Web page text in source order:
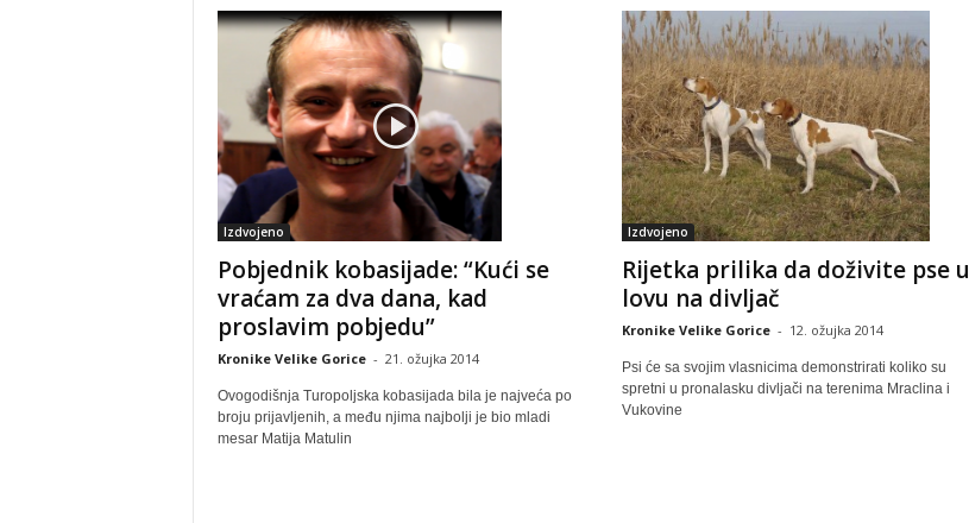
Izdvojeno
Pobjednik kobasijade: “Kući se
vraćam za dva dana, kad
proslavim pobjedu”
Kronike Velike Gorice - 21. ožujka 2014
Ovogodišnja Turopoljska kobasijada bila je najveća po
broju prijavljenih, a među njima najbolji je bio mladi
mesar Matija Matulin
Izdvojeno
Rijetka prilika da doživite pse u
lovu na divljač
Kronike Velike Gorice - 12. ožujka 2014
Psi će sa svojim vlasnicima demonstrirati koliko su
spretni u pronalasku divljači na terenima Mraclina i
Vukovine